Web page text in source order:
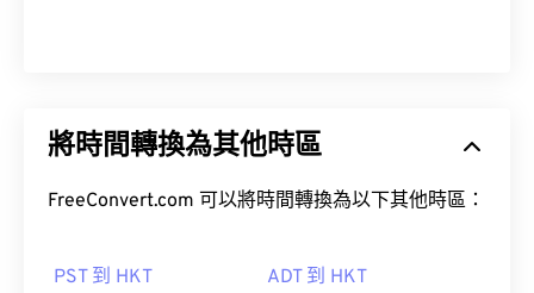
將時間轉換為其他時區
FreeConvert.com 可以將時間轉換為以下其他時區：
PST 到 HKT ADT 到 HKT